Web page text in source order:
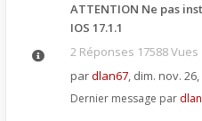
ATTENTION Ne pas
IOS 17.1.1
2 Réponses 17588 Vues
pardlan67, dim. nov.
Dernier message par